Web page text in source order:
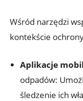
Wśród narzędzi
kontekście
Aplikacje
odpadów:
śledzenie ich